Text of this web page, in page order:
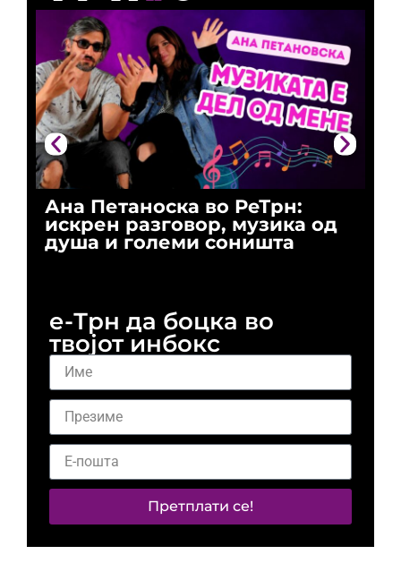
Ана Петаноска во РеТрн:
искрен разговор, музика од
душа и големи соништа
е-Трн да боцка во
твојот инбокс
Претплати се!